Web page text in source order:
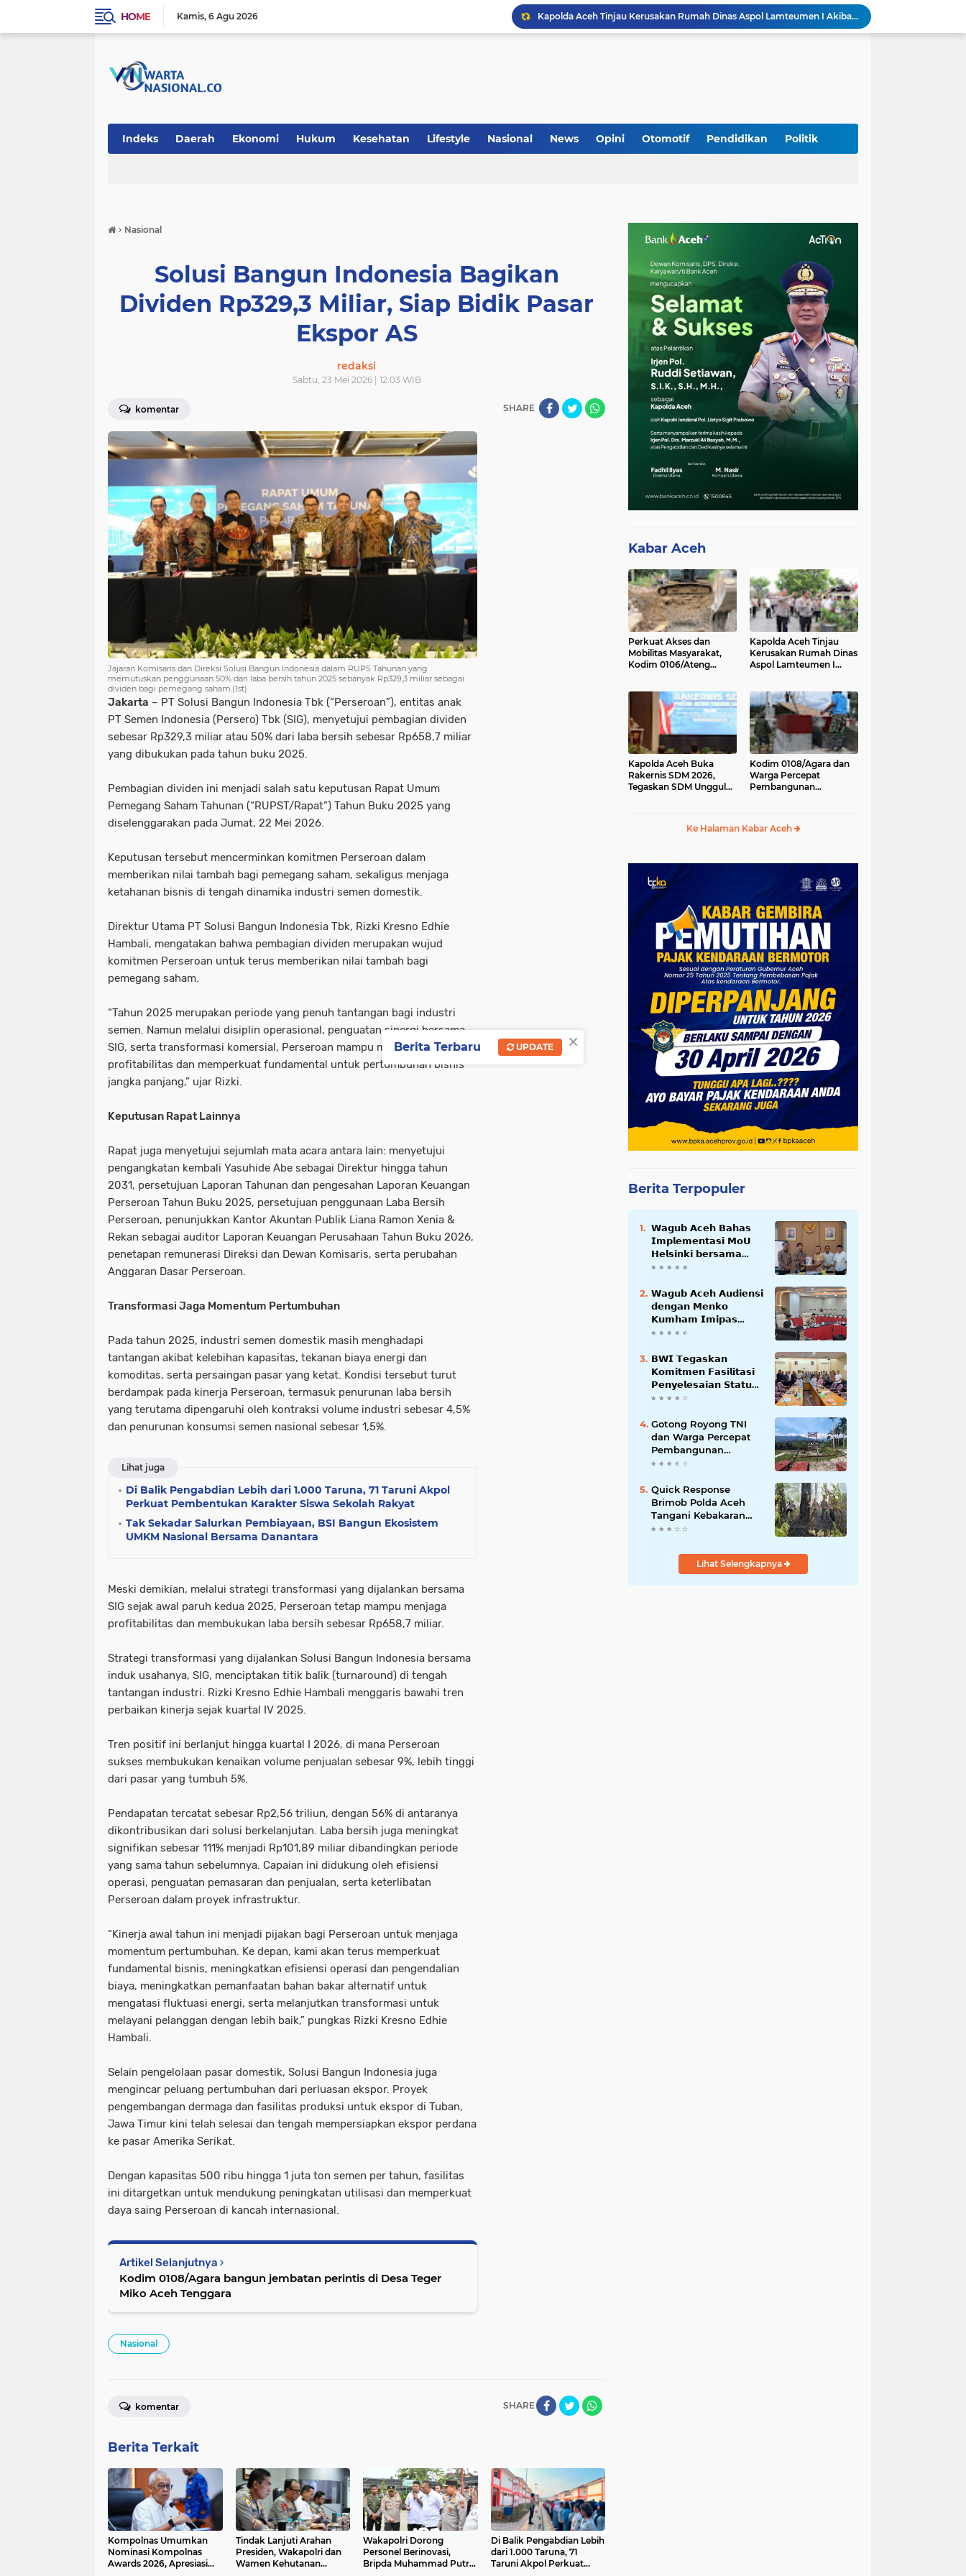
HOME Kamis 6 Agu 2026
Kodim Kota Banda Aceh Gelar Sidang Usul Kenaikan Pangkat Bintara dan Tamtama Periode 1 April 2027
Kasdim 0101/Kota Banda Aceh Hadiri Apel Siaga Bencana Hydrometeorologi 2026, Perkuat Kesiapsiagaan Hadapi Ancaman Kekeringan
Bupati Aceh Besar Perkuat Sinergi dengan Polres Demi Tingkatkan Pelayanan Masyarakat
Indeks Daerah Ekonomi Hukum Kesehatan Lifestyle Nasional News Opini Otomotif Pendidikan Politik
› Nasional
Solusi Bangun Indonesia Bagikan
Dividen Rp329,3 Miliar, Siap Bidik Pasar
Ekspor AS
redaksi
Sabtu, 23 Mei 2026 | 12.03 WIB
komentar SHARE
Jajaran Komisaris dan Direksi Solusi Bangun Indonesia dalam RUPS Tahunan yang
memutuskan penggunaan 50% dari laba bersih tahun 2025 sebanyak Rp329,3 miliar sebagai
dividen bagi pemegang saham.(1st)
Jakarta – PT Solusi Bangun Indonesia Tbk (“Perseroan”), entitas anak
PT Semen Indonesia (Persero) Tbk (SIG), menyetujui pembagian dividen
sebesar Rp329,3 miliar atau 50% dari laba bersih sebesar Rp658,7 miliar
yang dibukukan pada tahun buku 2025.
Pembagian dividen ini menjadi salah satu keputusan Rapat Umum
Pemegang Saham Tahunan (“RUPST/Rapat”) Tahun Buku 2025 yang
diselenggarakan pada Jumat, 22 Mei 2026.
Keputusan tersebut mencerminkan komitmen Perseroan dalam
memberikan nilai tambah bagi pemegang saham, sekaligus menjaga
ketahanan bisnis di tengah dinamika industri semen domestik.
Direktur Utama PT Solusi Bangun Indonesia Tbk, Rizki Kresno Edhie
Hambali, mengatakan bahwa pembagian dividen merupakan wujud
komitmen Perseroan untuk terus memberikan nilai tambah bagi
pemegang saham.
“Tahun 2025 merupakan periode yang penuh tantangan bagi industri
semen. Namun melalui disiplin operasional, penguatan sinergi bersama
SIG, serta transformasi komersial, Perseroan mampu menjaga
profitabilitas dan memperkuat fundamental untuk pertumbuhan bisnis
jangka panjang,” ujar Rizki.
Keputusan Rapat Lainnya
Rapat juga menyetujui sejumlah mata acara antara lain: menyetujui
pengangkatan kembali Yasuhide Abe sebagai Direktur hingga tahun
2031, persetujuan Laporan Tahunan dan pengesahan Laporan Keuangan
Perseroan Tahun Buku 2025, persetujuan penggunaan Laba Bersih
Perseroan, penunjukkan Kantor Akuntan Publik Liana Ramon Xenia &
Rekan sebagai auditor Laporan Keuangan Perusahaan Tahun Buku 2026,
penetapan remunerasi Direksi dan Dewan Komisaris, serta perubahan
Anggaran Dasar Perseroan.
Transformasi Jaga Momentum Pertumbuhan
Pada tahun 2025, industri semen domestik masih menghadapi
tantangan akibat kelebihan kapasitas, tekanan biaya energi dan
komoditas, serta persaingan pasar yang ketat. Kondisi tersebut turut
berdampak pada kinerja Perseroan, termasuk penurunan laba bersih
yang terutama dipengaruhi oleh kontraksi volume industri sebesar 4,5%
dan penurunan konsumsi semen nasional sebesar 1,5%.
Lihat juga
Di Balik Pengabdian Lebih dari 1.000 Taruna, 71 Taruni Akpol
Perkuat Pembentukan Karakter Siswa Sekolah Rakyat
Tak Sekadar Salurkan Pembiayaan, BSI Bangun Ekosistem
UMKM Nasional Bersama Danantara
Meski demikian, melalui strategi transformasi yang dijalankan bersama
SIG sejak awal paruh kedua 2025, Perseroan tetap mampu menjaga
profitabilitas dan membukukan laba bersih sebesar Rp658,7 miliar.
Strategi transformasi yang dijalankan Solusi Bangun Indonesia bersama
induk usahanya, SIG, menciptakan titik balik (turnaround) di tengah
tantangan industri. Rizki Kresno Edhie Hambali menggaris bawahi tren
perbaikan kinerja sejak kuartal IV 2025.
Tren positif ini berlanjut hingga kuartal I 2026, di mana Perseroan
sukses membukukan kenaikan volume penjualan sebesar 9%, lebih tinggi
dari pasar yang tumbuh 5%.
Pendapatan tercatat sebesar Rp2,56 triliun, dengan 56% di antaranya
dikontribusikan dari solusi berkelanjutan. Laba bersih juga meningkat
signifikan sebesar 111% menjadi Rp101,89 miliar dibandingkan periode
yang sama tahun sebelumnya. Capaian ini didukung oleh efisiensi
operasi, penguatan pemasaran dan penjualan, serta keterlibatan
Perseroan dalam proyek infrastruktur.
“Kinerja awal tahun ini menjadi pijakan bagi Perseroan untuk menjaga
momentum pertumbuhan. Ke depan, kami akan terus memperkuat
fundamental bisnis, meningkatkan efisiensi operasi dan pengendalian
biaya, meningkatkan pemanfaatan bahan bakar alternatif untuk
mengatasi fluktuasi energi, serta melanjutkan transformasi untuk
melayani pelanggan dengan lebih baik,” pungkas Rizki Kresno Edhie
Hambali.
Selain pengelolaan pasar domestik, Solusi Bangun Indonesia juga
mengincar peluang pertumbuhan dari perluasan ekspor. Proyek
pengembangan dermaga dan fasilitas produksi untuk ekspor di Tuban,
Jawa Timur kini telah selesai dan tengah mempersiapkan ekspor perdana
ke pasar Amerika Serikat.
Dengan kapasitas 500 ribu hingga 1 juta ton semen per tahun, fasilitas
ini ditargetkan untuk mendukung peningkatan utilisasi dan memperkuat
daya saing Perseroan di kancah internasional.
Artikel Selanjutnya
Kodim 0108/Agara bangun jembatan perintis di Desa Teger
Miko Aceh Tenggara
Nasional
SHARE
komentar
Berita Terkait
Kompolnas Umumkan
Nominasi Kompolnas
Awards 2026, Apresiasi
Tindak Lanjuti Arahan
Presiden, Wakapolri dan
Wamen Kehutanan
Wakapolri Dorong
Personel Berinovasi,
Bripda Muhammad Putra
Di Balik Pengabdian Lebih
dari 1.000 Taruna, 71
Taruni Akpol Perkuat
Kabar Aceh
Perkuat Akses dan
Mobilitas Masyarakat,
Kodim 0106/Ateng
Rusip Antara, Aceh
Tengah
Kapolda Aceh Tinjau
Kerusakan Rumah Dinas
Aspol Lamteumen I
Kapolda Aceh Buka
Rakernis SDM 2026,
Tegaskan SDM Unggul
Kodim 0108/Agara dan
Warga Percepat
Pembangunan
Ke Halaman Kabar Aceh
Berita Terpopuler
𝗪𝗮𝗴𝘂𝗯 𝗔𝗰𝗲𝗵 𝗕𝗮𝗵𝗮𝘀
𝗜𝗺𝗽𝗹𝗲𝗺𝗲𝗻𝘁𝗮𝘀𝗶 𝗠𝗼𝗨
𝗛𝗲𝗹𝘀𝗶𝗻𝗸𝗶 𝗯𝗲𝗿𝘀𝗮𝗺𝗮
𝗦𝗲𝗸𝗿𝗲𝘁𝗮𝗿𝗶𝗮𝘁 𝗡𝗲𝗴𝗮𝗿𝗮
𝗪𝗮𝗴𝘂𝗯 𝗔𝗰𝗲𝗵 𝗔𝘂𝗱𝗶𝗲𝗻𝘀𝗶
𝗱𝗲𝗻𝗴𝗮𝗻 𝗠𝗲𝗻𝗸𝗼
𝗞𝘂𝗺𝗵𝗮𝗺 𝗜𝗺𝗶𝗽𝗮𝘀
𝗧𝗲𝗿𝗸𝗮𝗶𝘁 𝗦𝘁𝗮𝘁𝘂𝘀 𝗪𝗮𝗸𝗮𝗳
𝗕𝗪𝗜 𝗧𝗲𝗴𝗮𝘀𝗸𝗮𝗻
𝗞𝗼𝗺𝗶𝘁𝗺𝗲𝗻 𝗙𝗮𝘀𝗶𝗹𝗶𝘁𝗮𝘀𝗶
𝗣𝗲𝗻𝘆𝗲𝗹𝗲𝘀𝗮𝗶𝗮𝗻 𝗦𝘁𝗮𝘁𝘂𝘀
𝗪𝗮𝗸𝗮𝗳 𝗕𝗹𝗮𝗻𝗴 𝗣𝗮𝗱𝗮𝗻𝗴
Gotong Royong TNI
dan Warga Percepat
Pembangunan
Jembatan Gantung
Aceh Tenggara
Quick Response
Brimob Polda Aceh
Tangani Kebakaran
Hutan di Lembah
Lihat Selengkapnya
×
Berita Terbaru UPDATE